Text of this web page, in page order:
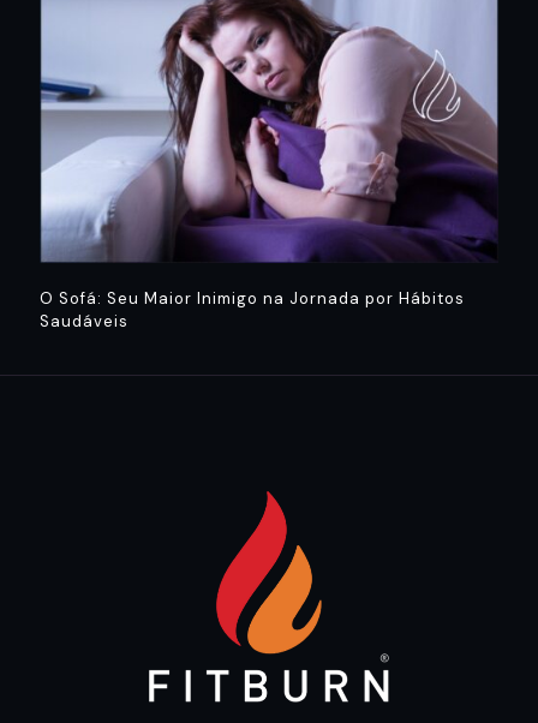
O Sofá: Seu Maior Inimigo na Jornada por Hábitos
Saudáveis